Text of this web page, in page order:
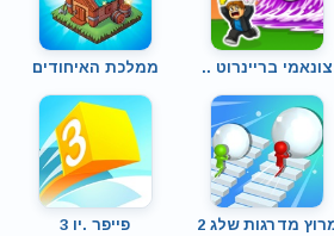
צונאמי בריינרוט .. ממלכת האיחודים
מדרגות שלג 2 פייפר .יו 3